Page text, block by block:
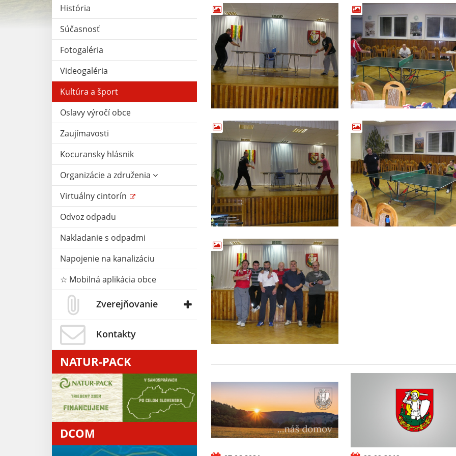
História
Súčasnosť
Fotogaléria
Videogaléria
Kultúra a šport
Oslavy výročí obce
Zaujímavosti
Kocuransky hlásnik
Organizácie a združenia
Virtuálny cintorín
Odvoz odpadu
Nakladanie s odpadmi
Napojenie na kanalizáciu
☆ Mobilná aplikácia obce
Zverejňovanie
Kontakty
NATUR-PACK
DCOM